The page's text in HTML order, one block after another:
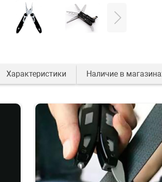
Характеристики Наличие в